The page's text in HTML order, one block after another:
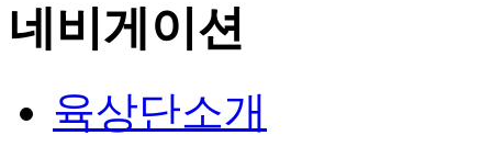
네비게이션
육상단소개